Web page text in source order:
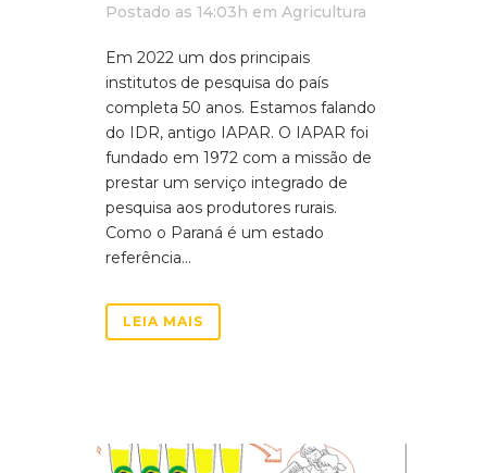
Postado as 14:03h em Agricultura
Em 2022 um dos principais
institutos de pesquisa do país
completa 50 anos. Estamos falando
do IDR, antigo IAPAR. O IAPAR foi
fundado em 1972 com a missão de
prestar um serviço integrado de
pesquisa aos produtores rurais.
Como o Paraná é um estado
referência...
LEIA MAIS